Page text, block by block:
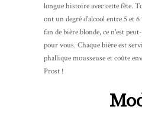
longue histoire avec cette fête.
ont un degré d'alcool entre 5 et
fan de bière blonde, ce n'est
pour vous. Chaque bière est
phallique mousseuse et coûte
Prost !